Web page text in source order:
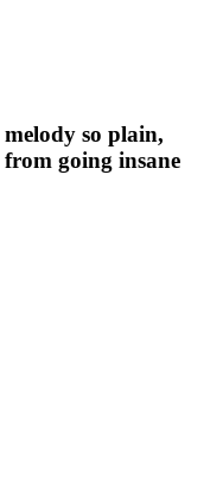
so plain,
going insane